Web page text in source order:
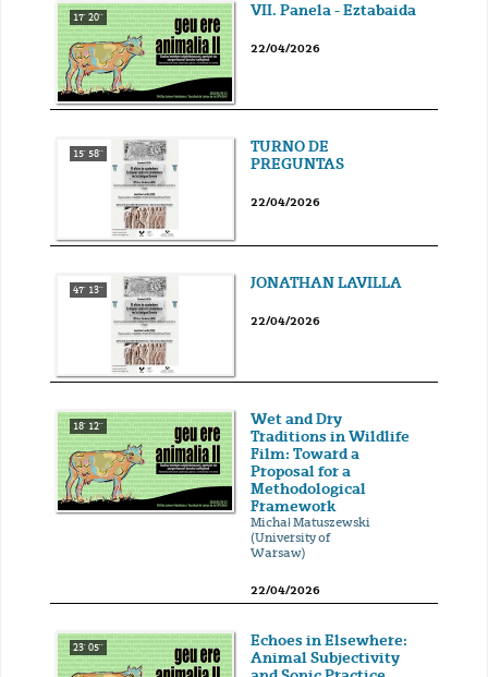
17' 20'' VII. Panela - Eztabaida
22/04/2026
15' 58''
TURNO DE
PREGUNTAS
22/04/2026
47' 13'' JONATHAN LAVILLA
22/04/2026
18' 12''
Wet and Dry
Traditions in Wildlife
Film: Toward a
Proposal for a
Methodological
Framework
Michał Matuszewski
(University of
Warsaw)
22/04/2026
23' 05''
Echoes in Elsewhere:
Animal Subjectivity